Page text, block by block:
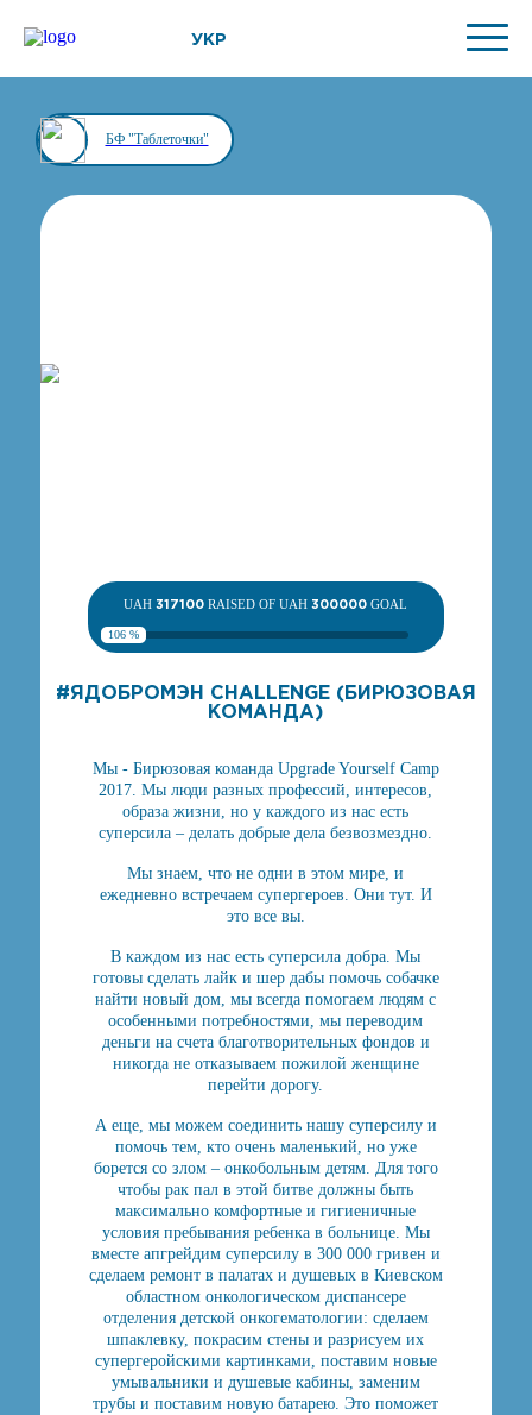
УКР
БФ "Таблеточки"
UAH317100 RAISED OF UAH300000 GOAL
106 %
#ЯДОБРОМЭН CHALLENGE (БИРЮЗОВАЯ
КОМАНДА)
Мы - Бирюзовая команда Upgrade Yourself Camp
2017. Мы люди разных профессий, интересов,
образа жизни, но у каждого из нас есть
суперсила – делать добрые дела безвозмездно.
Мы знаем, что не одни в этом мире, и
ежедневно встречаем супергероев. Они тут. И
это все вы.
В каждом из нас есть суперсила добра. Мы
готовы сделать лайк и шер дабы помочь собачке
найти новый дом, мы всегда помогаем людям с
особенными потребностями, мы переводим
деньги на счета благотворительных фондов и
никогда не отказываем пожилой женщине
перейти дорогу.
А еще, мы можем соединить нашу суперсилу и
помочь тем, кто очень маленький, но уже
борется со злом – онкобольным детям. Для того
чтобы рак пал в этой битве должны быть
максимально комфортные и гигиеничные
условия пребывания ребенка в больнице. Мы
вместе апгрейдим суперсилу в 300 000 гривен и
сделаем ремонт в палатах и душевых в Киевском
областном онкологическом диспансере
отделения детской онкогематологии: сделаем
шпаклевку, покрасим стены и разрисуем их
супергеройскими картинками, поставим новые
умывальники и душевые кабины, заменим
трубы и поставим новую батарею. Это поможет